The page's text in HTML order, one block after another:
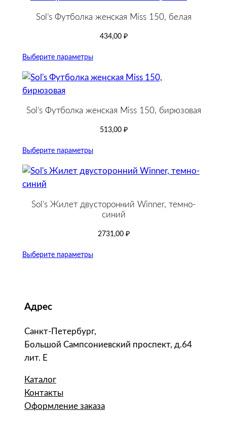
Sol’s Футболка женская Miss 150, белая
434,00 ₽
Выберите параметры
Sol’s Футболка женская Miss 150, бирюзовая
513,00 ₽
Выберите параметры
Sol’s Жилет двусторонний Winner, темно-
синий
2731,00 ₽
Выберите параметры
Адрес
Санкт-Петербург,
Большой Сампсониевский проспект, д.64
лит. Е
Каталог
Контакты
Оформление заказа